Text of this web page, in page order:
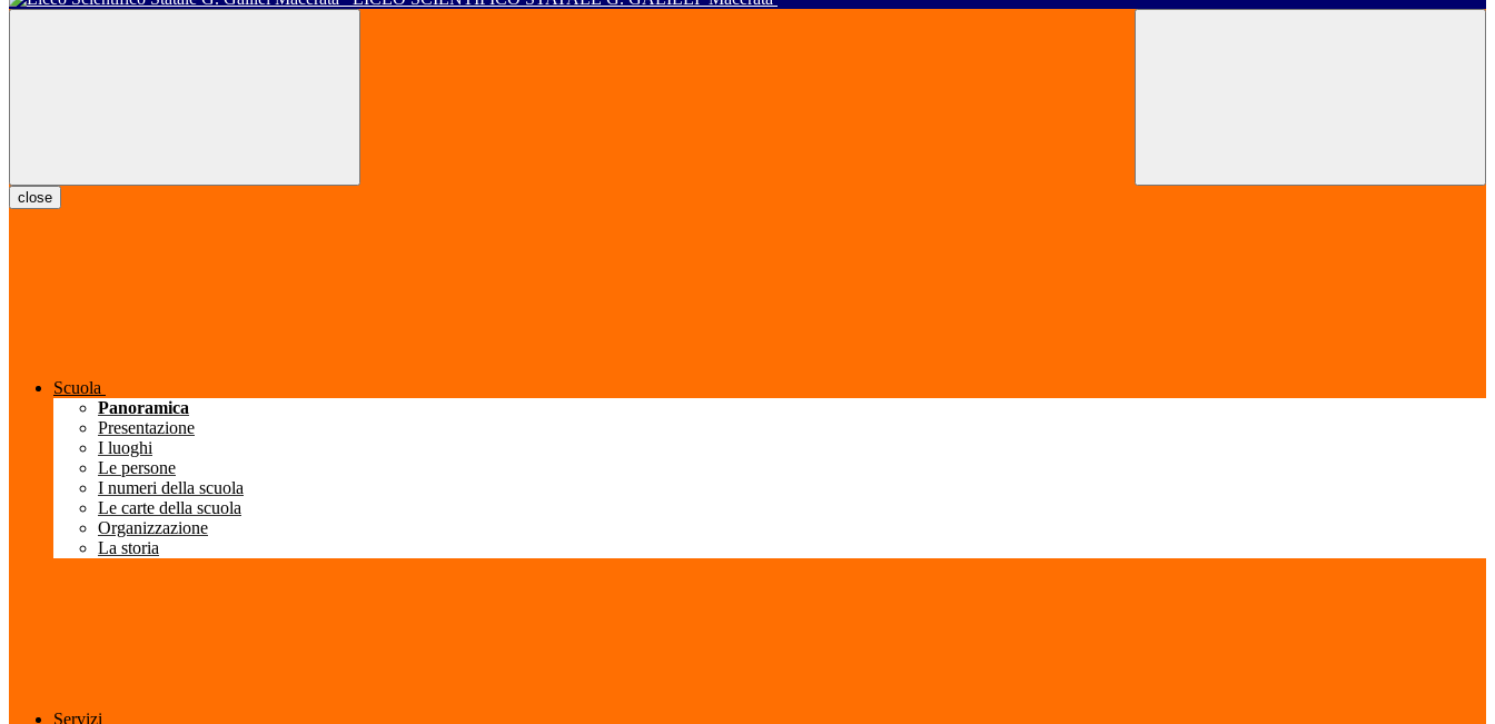
close
Scuola
Panoramica
Presentazione
I luoghi
Le persone
I numeri della scuola
Le carte della scuola
Organizzazione
La storia
Servizi